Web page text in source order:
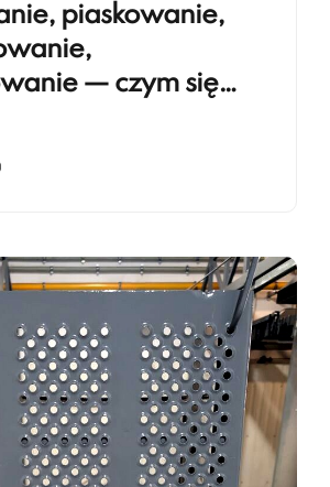
piaskowanie,
— czym się